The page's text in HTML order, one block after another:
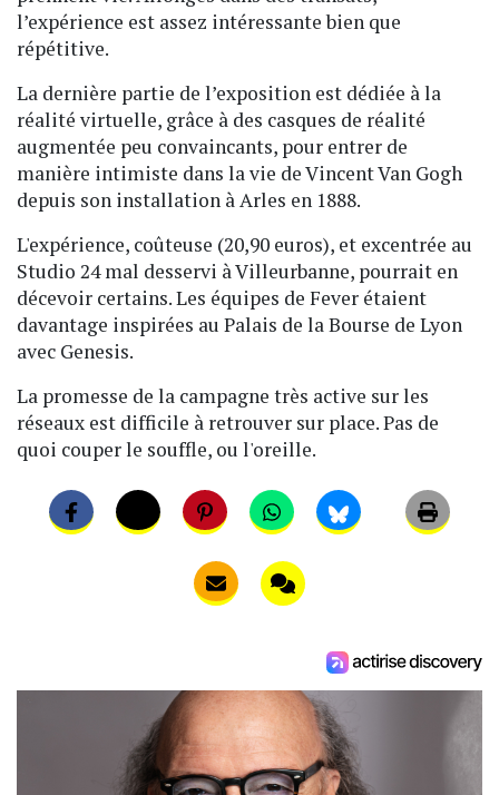
l’expérience est assez intéressante bien que
répétitive.
La dernière partie de l’exposition est dédiée à la
réalité virtuelle, grâce à des casques de réalité
augmentée peu convaincants, pour entrer de
manière intimiste dans la vie de Vincent Van Gogh
depuis son installation à Arles en 1888.
L'expérience, coûteuse (20,90 euros), et excentrée au
Studio 24 mal desservi à Villeurbanne, pourrait en
décevoir certains. Les équipes de Fever étaient
davantage inspirées au Palais de la Bourse de Lyon
avec Genesis.
La promesse de la campagne très active sur les
réseaux est difficile à retrouver sur place. Pas de
quoi couper le souffle, ou l'oreille.